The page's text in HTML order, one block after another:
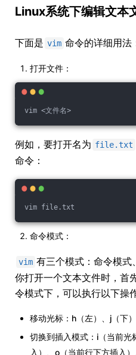
Linux系统下编辑文本
下面是 vim 命令的详细用法
打开文件：
vim <文件名>
例如，要打开名为 file.txt
命令：
vim file.txt
命令模式：
vim 有三个模式：命令模式
你打开一个文本文件时，首
令模式下，可以执行以下操
移动光标：h（左）、j（下
切换到插入模式：i（当前光
入）、o（当前行下方插入